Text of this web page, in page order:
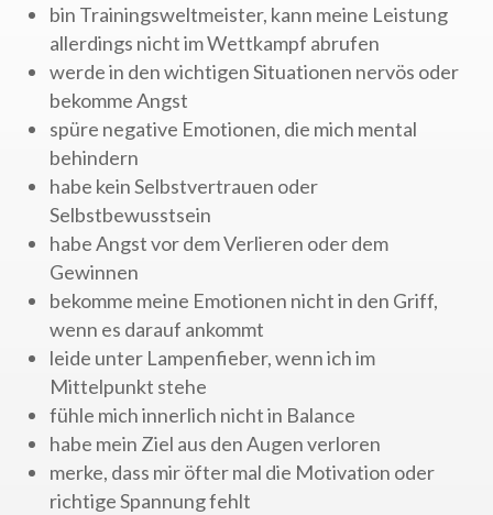
bin Trainingsweltmeister, kann meine Leistung
allerdings nicht im Wettkampf abrufen
werde in den wichtigen Situationen nervös oder
bekomme Angst
spüre negative Emotionen, die mich mental
behindern
habe kein Selbstvertrauen oder
Selbstbewusstsein
habe Angst vor dem Verlieren oder dem
Gewinnen
bekomme meine Emotionen nicht in den Griff,
wenn es darauf ankommt
leide unter Lampenfieber, wenn ich im
Mittelpunkt stehe
fühle mich innerlich nicht in Balance
habe mein Ziel aus den Augen verloren
merke, dass mir öfter mal die Motivation oder
richtige Spannung fehlt